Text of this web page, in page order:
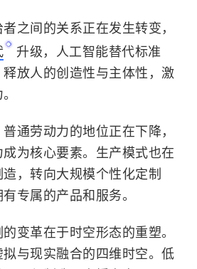
之间的关系正在发生转变，
升级，人工智能替代标准
放人的创造性与主体性，激
通劳动力的地位正在下降，
为核心要素。生产模式也在
，转向大规模个性化定制
专属的产品和服务。
变革在于时空形态的重塑。
与现实融合的 四维时空。低